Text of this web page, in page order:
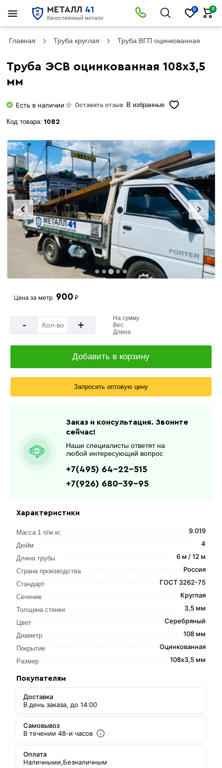
МЕТАЛЛ 41
Качественный металл
0 0
Главная Труба круглая Труба ВГП оцинкованная
Труба ЭСВ оцинкованная 108х3,5
мм
Есть в наличии Оставить отзыв В избранные
Код товара: 1082
Характеристики
Масса 1 п/м кг. 9.019
Дюйм 4
Длина трубы 6 м / 12 м
Страна производства Россия
Стандарт ГОСТ 3262-75
Сечение Круглая
Толщина стенки 3,5 мм
Цвет Серебряный
Диаметр 108 мм
Покрытие Оцинкованная
Размер 108х3,5 мм
Покупателям
Доставка
В день заказа, до 14:00
Самовывоз
В течении 48-и часов
Оплата
Наличными,Безналичным
Цена за метр 900 ₽
- +
На сумму
Вес
Длина
Добавить в корзину
Запросить оптовую цену
Заказ и консультация. Звоните
сейчас!
Наши специалисты ответят на
любой интересующий вопрос
+7(495) 64-22-515
+7(926) 680-39-95